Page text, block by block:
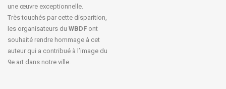
une œuvre exceptionnelle.
Très touchés par cette disparition,
les organisateurs du WBDF ont
souhaité rendre hommage à cet
auteur qui a contribué à l’image du
9e art dans notre ville.